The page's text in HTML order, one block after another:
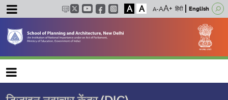
A A हिंदी English
Main navigation